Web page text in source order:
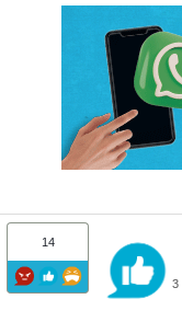
14
3